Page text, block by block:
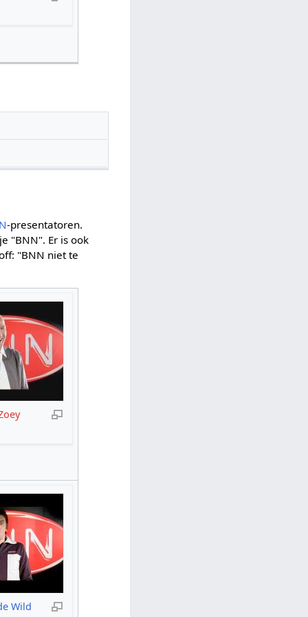
-presentatoren.
"BNN". Er is ook
"BNN niet te
Wild